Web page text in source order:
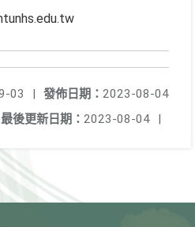
發佈日期： 2023-08-04
03
|
最後更新日期： 2023-08-04 |